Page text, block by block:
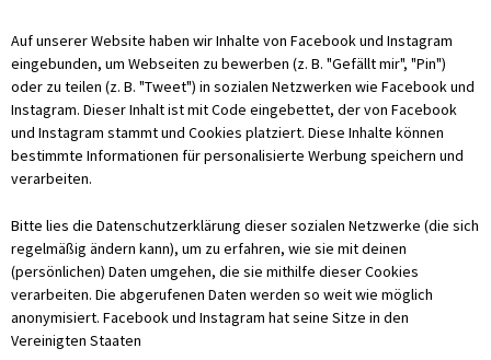
Auf unserer Website haben wir Inhalte von Facebook und Instagram
eingebunden, um Webseiten zu bewerben (z. B. "Gefällt mir", "Pin")
oder zu teilen (z. B. "Tweet") in sozialen Netzwerken wie Facebook und
Instagram. Dieser Inhalt ist mit Code eingebettet, der von Facebook
und Instagram stammt und Cookies platziert. Diese Inhalte können
bestimmte Informationen für personalisierte Werbung speichern und
verarbeiten.
Bitte lies die Datenschutzerklärung dieser sozialen Netzwerke (die sich
regelmäßig ändern kann), um zu erfahren, wie sie mit deinen
(persönlichen) Daten umgehen, die sie mithilfe dieser Cookies
verarbeiten. Die abgerufenen Daten werden so weit wie möglich
anonymisiert. Facebook und Instagram hat seine Sitze in den
Vereinigten Staaten